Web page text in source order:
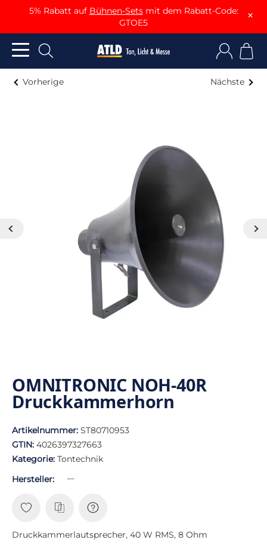
5% Rabatt auf Bühnen-Setsmit dem Rabatt-Code:
GTOE5
×
Vorherige Nächste
OMNITRONIC NOH-40R
Druckkammerhorn
Artikelnummer: ST80710953
GTIN: 4026397327663
Kategorie: Tontechnik
Hersteller:
Druckkammerlautsprecher, 40 W RMS, 8 Ohm